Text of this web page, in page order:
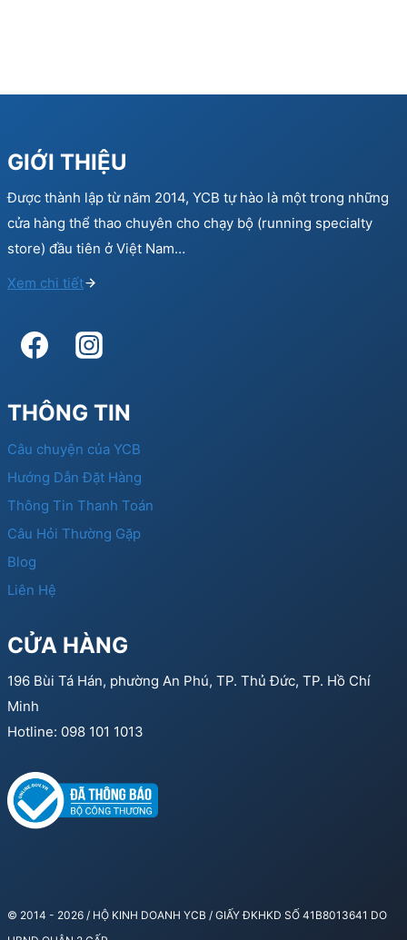
GIỚI THIỆU
Được thành lập từ năm 2014, YCB tự hào là một trong những
cửa hàng thể thao chuyên cho chạy bộ (running specialty
store) đầu tiên ở Việt Nam…
Xem chi tiết
THÔNG TIN
Câu chuyện của YCB
Hướng Dẫn Đặt Hàng
Thông Tin Thanh Toán
Câu Hỏi Thường Gặp
Blog
Liên Hệ
CỬA HÀNG
196 Bùi Tá Hán, phường An Phú, TP. Thủ Đức, TP. Hồ Chí
Minh
Hotline: 098 101 1013
© 2014 - 2026 / HỘ KINH DOANH YCB / GIẤY ĐKHKD SỐ 41B8013641 DO